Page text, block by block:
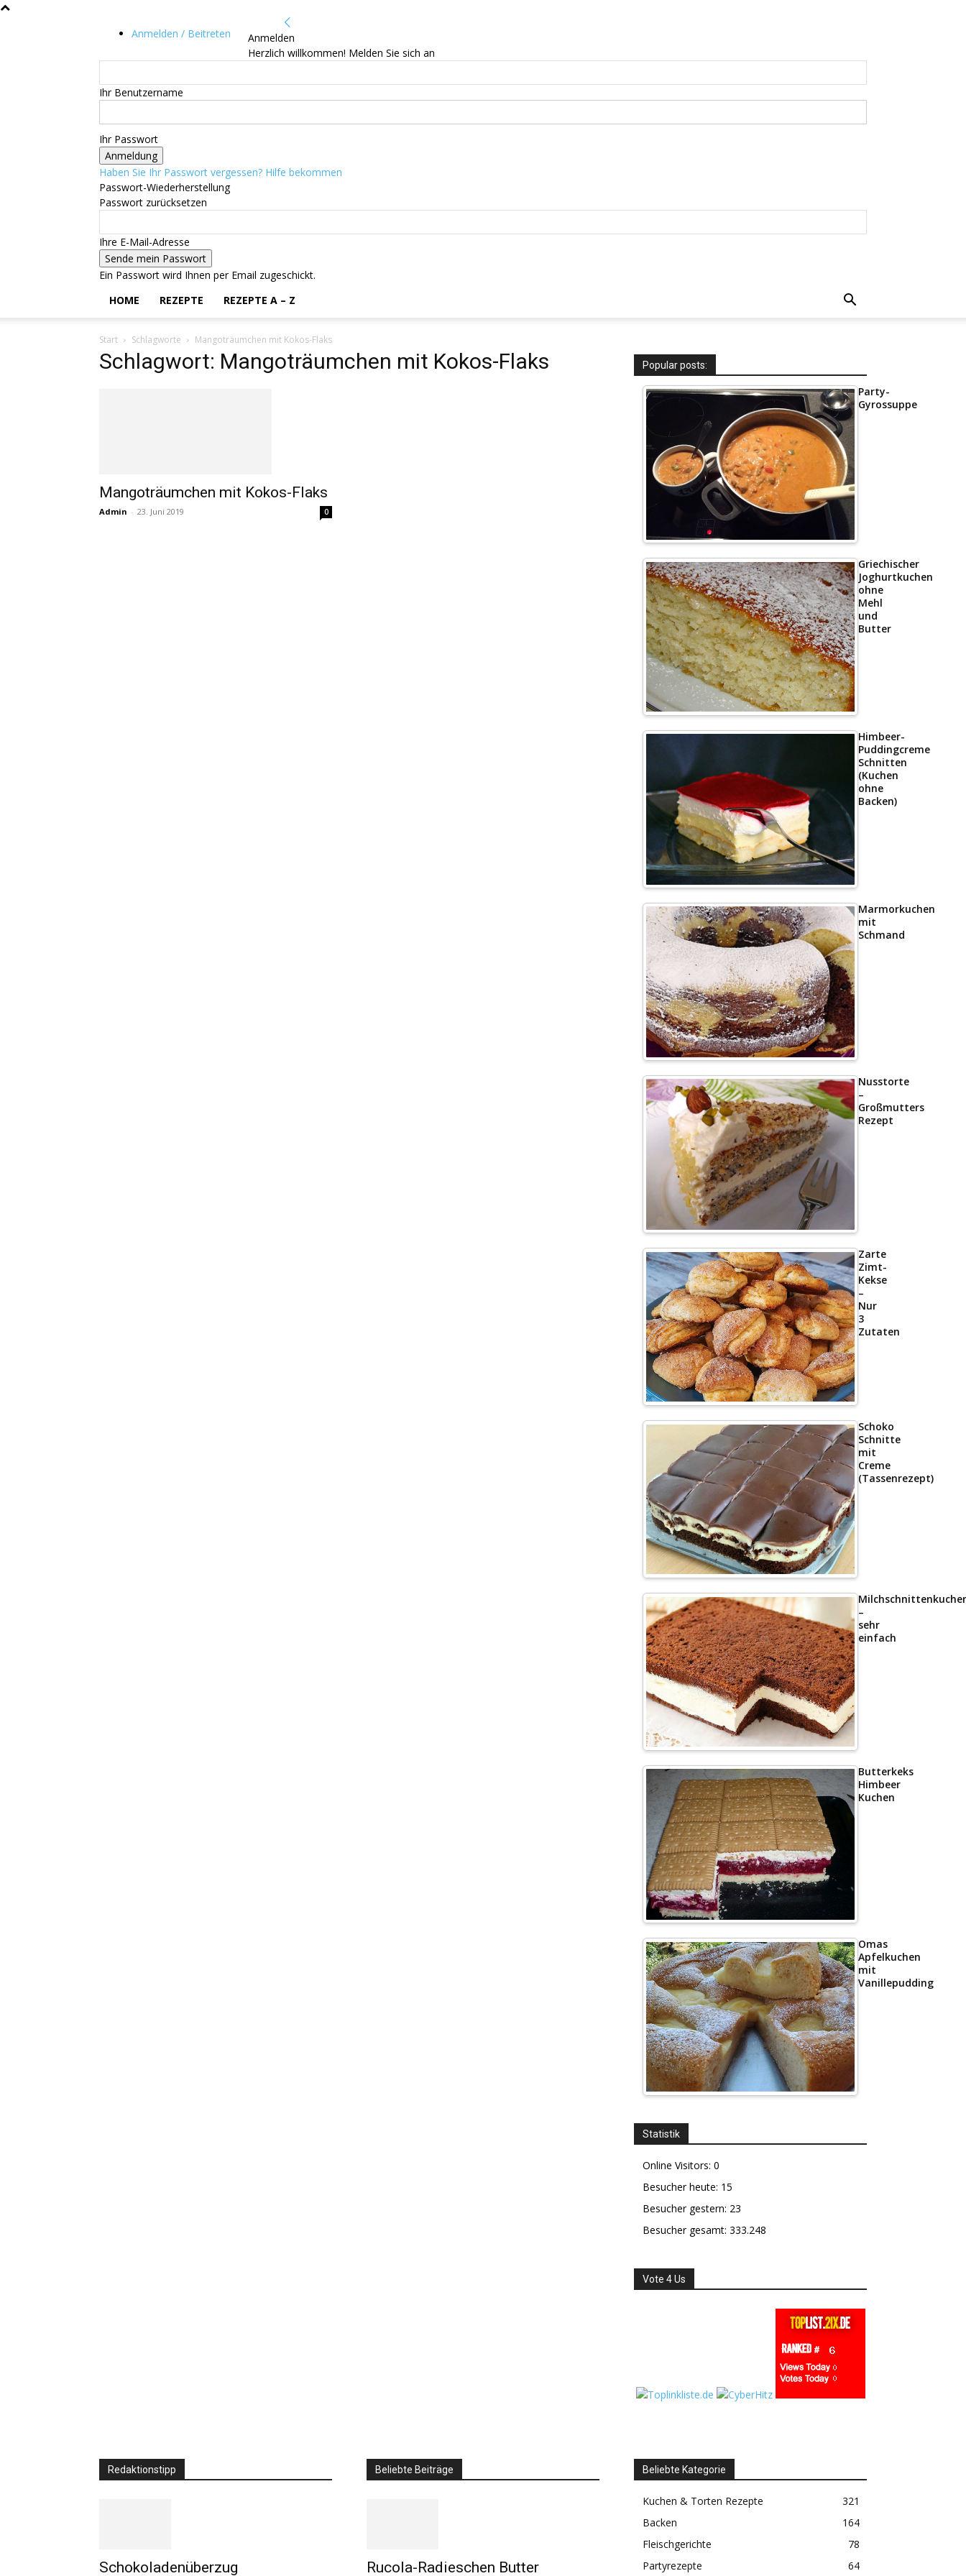
Anmelden / Beitreten
Anmelden
Herzlich willkommen! Melden Sie sich an
Ihr Benutzername
Ihr Passwort
Haben Sie Ihr Passwort vergessen? Hilfe bekommen
Passwort-Wiederherstellung
Passwort zurücksetzen
Ihre E-Mail-Adresse
Ein Passwort wird Ihnen per Email zugeschickt.
HOME
REZEPTE REZEPTE A – Z
Start Schlagworte Mangoträumchen mit Kokos-Flaks
Schlagwort: Mangoträumchen mit Kokos-Flaks
Mangoträumchen mit Kokos-Flaks
Admin - 23. Juni 2019 0
Popular posts:
Party-
Gyrossuppe
Griechischer
Joghurtkuchen
ohne
Mehl
und
Butter
Himbeer-
Puddingcreme
Schnitten
(Kuchen
ohne
Backen)
Marmorkuchen
mit
Schmand
Nusstorte
–
Großmutters
Rezept
Zarte
Zimt-
Kekse
–
Nur
3
Zutaten
Schoko
Schnitte
mit
Creme
(Tassenrezept)
–
sehr
einfach
Butterkeks
Himbeer
Kuchen
Omas
Apfelkuchen
mit
Vanillepudding
Statistik
Online Visitors: 0
Besucher heute: 15
Besucher gestern: 23
Besucher gesamt: 333.248
Vote 4 Us
Redaktionstipp
Schokoladenüberzug
Beliebte Beiträge
Rucola-Radieschen Butter
Beliebte Kategorie
Kuchen & Torten Rezepte
321
Backen
164
Fleischgerichte
78
Partyrezepte
64